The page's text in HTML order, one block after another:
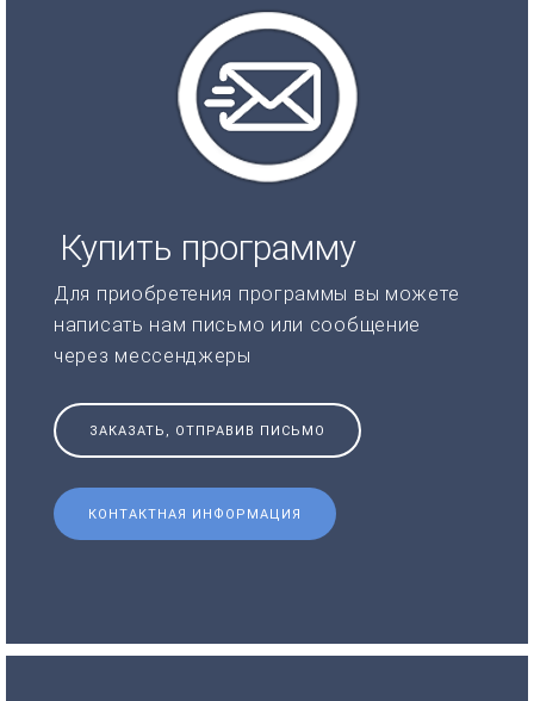
Купить программу
Для приобретения программы вы можете
написать нам письмо или сообщение
через мессенджеры
ЗАКАЗАТЬ, ОТПРАВИВ ПИСЬМО
КОНТАКТНАЯ ИНФОРМАЦИЯ